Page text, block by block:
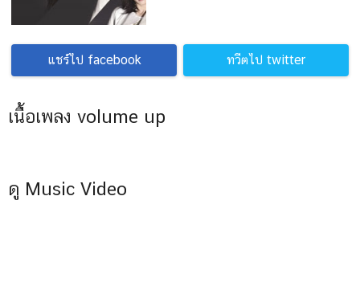
แชร์ไป facebook ทวีตไป twitter
เนื้อเพลง volume up
ดู Music Video